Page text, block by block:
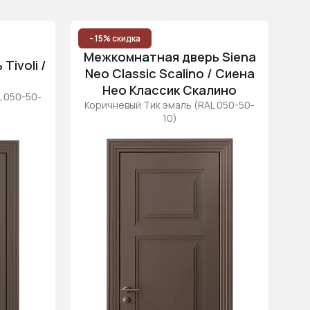
Цена (возр.)
Цена (убыв.)
Cначала новинки
Cначала скидки
Tivoli /
050-50-
- 15% скидка
Межкомнатная дверь Siena
Neo Classic Scalino / Сиена
Нео Классик Скалино
Коричневый Тик эмаль (RAL 050-50-
10)